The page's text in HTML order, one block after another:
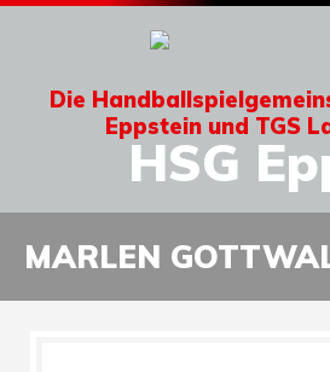
Die
Eppstein und TGS
HSG
MARLEN